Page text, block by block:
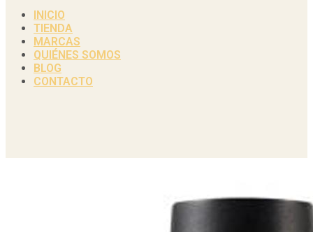
INICIO
TIENDA
MARCAS
QUIÉNES SOMOS
BLOG
CONTACTO